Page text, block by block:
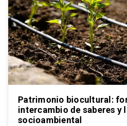
Patrimonio biocultural:
intercambio de saberes y
socioambiental